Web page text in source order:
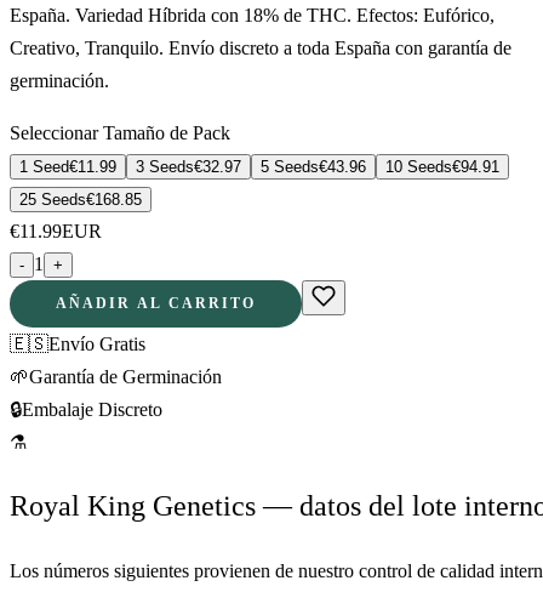
España. Variedad Híbrida con 18% de THC. Efectos: Eufórico,
Creativo, Tranquilo. Envío discreto a toda España con garantía de
germinación.
Seleccionar Tamaño de Pack
1 Seed€11.99 3 Seeds€32.97 5 Seeds€43.96 10 Seeds€94.91
25 Seeds€168.85
€11.99EUR
- 1 +
AÑADIR AL CARRITO
🇪🇸Envío Gratis
🌱Garantía de Germinación
🔒Embalaje Discreto
⚗
Royal King Genetics — datos del lote
Los números siguientes provienen de nuestro control de calidad